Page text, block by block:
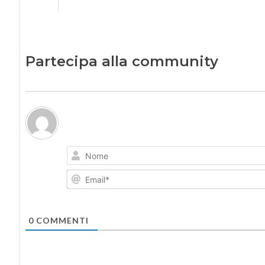
Partecipa alla community
0COMMENTI